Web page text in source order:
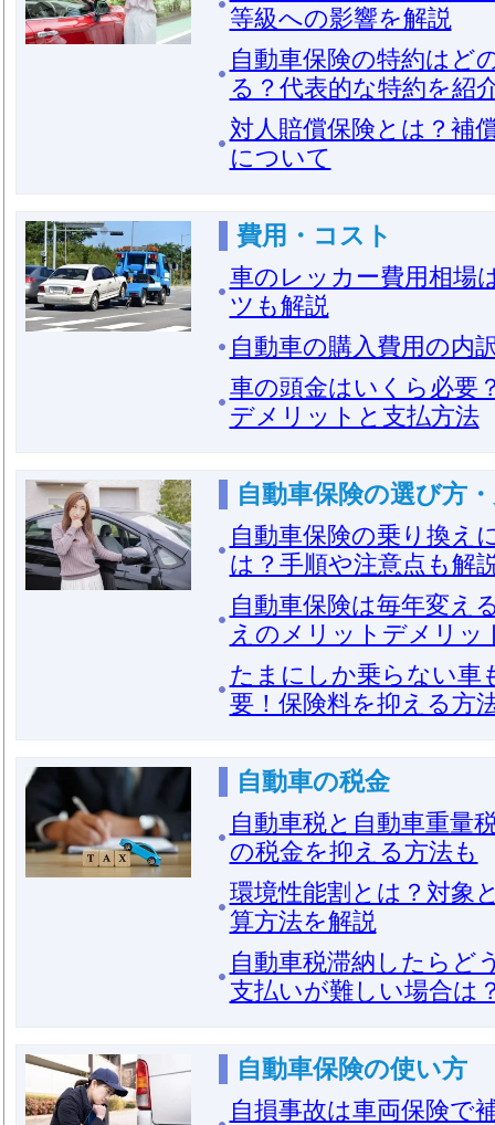
等級への影響を解説
自動車保険の特約はど
る？代表的な特約を紹
対人賠償保険とは？補
について
費用・コスト
車のレッカー費用相場
ツも解説
自動車の購入費用の内
車の頭金はいくら必要
デメリットと支払方法
自動車保険の選び方
自動車保険の乗り換え
は？手順や注意点も解
自動車保険は毎年変え
えのメリットデメリッ
たまにしか乗らない車
要！保険料を抑える方
自動車の税金
自動車税と自動車重量
の税金を抑える方法も
環境性能割とは？対象
算方法を解説
自動車税滞納したらど
支払いが難しい場合は
自動車保険の使い方
自損事故は車両保険で